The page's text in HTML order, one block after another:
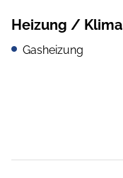
Heizung / Klima
Gasheizung